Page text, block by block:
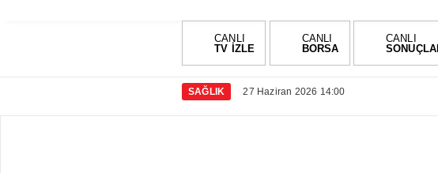
CANLI
TV İZLE
CANLI
BORSA
CANLI
SAĞLIK 27 Haziran 2026 14:00